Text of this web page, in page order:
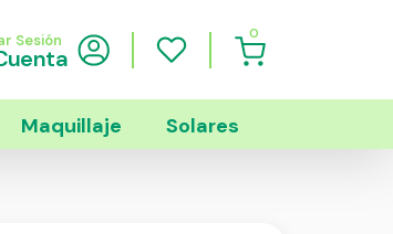
Sesión 0
Maquillaje Solares